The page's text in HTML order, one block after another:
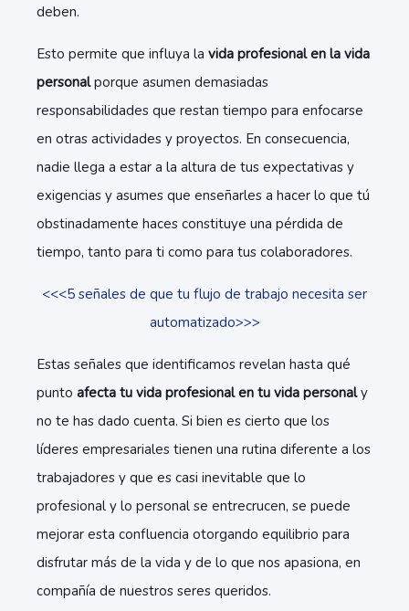
deben.
Esto permite que influya la vida profesional en la vida
personalporque asumen demasiadas
responsabilidades que restan tiempo para enfocarse
en otras actividades y proyectos. En consecuencia,
nadie llega a estar a la altura de tus expectativas y
exigencias y asumes que enseñarles a hacer lo que tú
obstinadamente haces constituye una pérdida de
tiempo, tanto para ti como para tus colaboradores.
<<<5 señales de que tu flujo de trabajo necesita ser
automatizado>>>
Estas señales que identificamos revelan hasta qué
punto afecta tu vida profesional en tu vida personaly
no te has dado cuenta. Si bien es cierto que los
líderes empresariales tienen una rutina diferente a los
trabajadores y que es casi inevitable que lo
profesional y lo personal se entrecrucen, se puede
mejorar esta confluencia otorgando equilibrio para
disfrutar más de la vida y de lo que nos apasiona, en
compañía de nuestros seres queridos.